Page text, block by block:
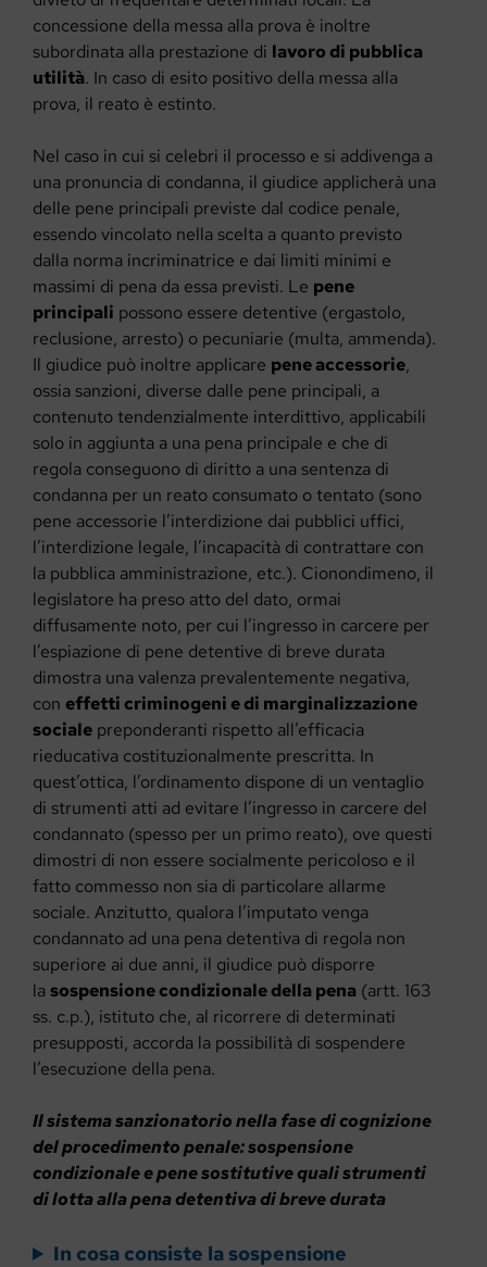
concessione della messa alla prova è inoltre
subordinata alla prestazione di lavoro di pubblica
utilità. In caso di esito positivo della messa alla
prova, il reato è estinto.
Nel caso in cui si celebri il processo e si addivenga a
una pronuncia di condanna, il giudice applicherà una
delle pene principali previste dal codice penale,
essendo vincolato nella scelta a quanto previsto
dalla norma incriminatrice e dai limiti minimi e
massimi di pena da essa previsti. Le pene
principali possono essere detentive (ergastolo,
reclusione, arresto) o pecuniarie (multa, ammenda).
Il giudice può inoltre applicare pene accessorie,
ossia sanzioni, diverse dalle pene principali, a
contenuto tendenzialmente interdittivo, applicabili
solo in aggiunta a una pena principale e che di
regola conseguono di diritto a una sentenza di
condanna per un reato consumato o tentato (sono
pene accessorie l’interdizione dai pubblici uffici,
l’interdizione legale, l’incapacità di contrattare con
la pubblica amministrazione, etc.). Cionondimeno, il
legislatore ha preso atto del dato, ormai
diffusamente noto, per cui l’ingresso in carcere per
l’espiazione di pene detentive di breve durata
dimostra una valenza prevalentemente negativa,
con effetti criminogeni e di marginalizzazione
sociale preponderanti rispetto all’efficacia
rieducativa costituzionalmente prescritta. In
quest’ottica, l’ordinamento dispone di un ventaglio
di strumenti atti ad evitare l’ingresso in carcere del
condannato (spesso per un primo reato), ove questi
dimostri di non essere socialmente pericoloso e il
fatto commesso non sia di particolare allarme
sociale. Anzitutto, qualora l’imputato venga
condannato ad una pena detentiva di regola non
superiore ai due anni, il giudice può disporre
la sospensione condizionale della pena (artt. 163
ss. c.p.), istituto che, al ricorrere di determinati
presupposti, accorda la possibilità di sospendere
l’esecuzione della pena.
Il sistema sanzionatorio nella fase di cognizione
del procedimento penale: sospensione
condizionale e pene sostitutive quali strumenti
di lotta alla pena detentiva di breve durata
In cosa consiste la sospensione